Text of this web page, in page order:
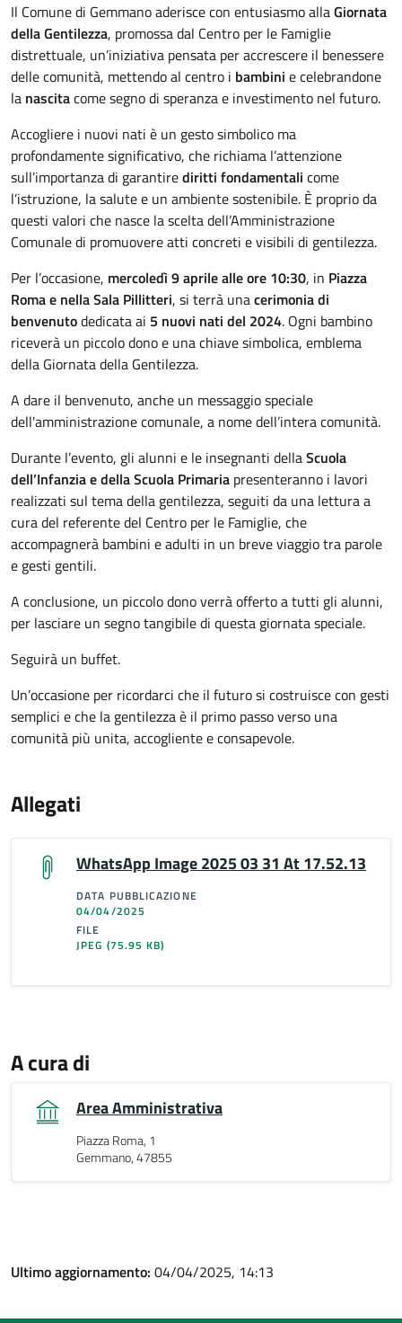
Il Comune di Gemmano aderisce con entusiasmo allaGiornata
della Gentilezza, promossa dal Centro per le Famiglie
distrettuale, un’iniziativa pensata per accrescere il benessere
delle comunità, mettendo al centro i bambini e celebrandone
la nascitacome segno di speranza e investimento nel futuro.
Accogliere i nuovi nati è un gesto simbolico ma
profondamente significativo, che richiama l’attenzione
sull’importanza di garantirediritti fondamentali come
l’istruzione, la salute e un ambiente sostenibile. È proprio da
questi valori che nasce la scelta dell’Amministrazione
Comunale di promuovere atti concreti e visibili di gentilezza.
Per l’occasione, mercoledì 9 aprile alle ore 10:30, in Piazza
Roma e nella Sala Pillitteri, si terrà unacerimonia di
benvenutodedicata ai 5 nuovi nati del 2024. Ogni bambino
riceverà un piccolo dono e una chiave simbolica, emblema
della Giornata della Gentilezza.
A dare il benvenuto, anche un messaggio speciale
dell'amministrazione comunale, a nome dell’intera comunità.
Durante l’evento, gli alunni e le insegnanti dellaScuola
dell’Infanzia e della Scuola Primaria presenteranno i lavori
realizzati sul tema della gentilezza, seguiti da una lettura a
cura del referente del Centro per le Famiglie, che
accompagnerà bambini e adulti in un breve viaggio tra parole
e gesti gentili.
A conclusione, un piccolo dono verrà offerto a tutti gli alunni,
per lasciare un segno tangibile di questa giornata speciale.
Seguirà un buffet.
Un’occasione per ricordarci che il futuro si costruisce con gesti
semplici e che la gentilezza è il primo passo verso una
comunità più unita, accogliente e consapevole.
Allegati
WhatsApp Image 2025 03 31 At 17.52.13
DATA PUBBLICAZIONE
04/04/2025
FILE
JPEG (75.95 KB)
A cura di
Area Amministrativa
Piazza Roma, 1
Gemmano, 47855
Ultimo aggiornamento: 04/04/2025, 14:13